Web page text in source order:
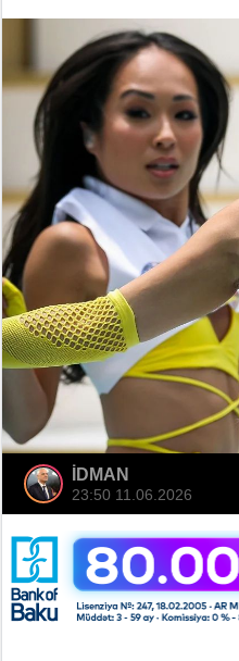
İDMAN
23:50 11.06.2026